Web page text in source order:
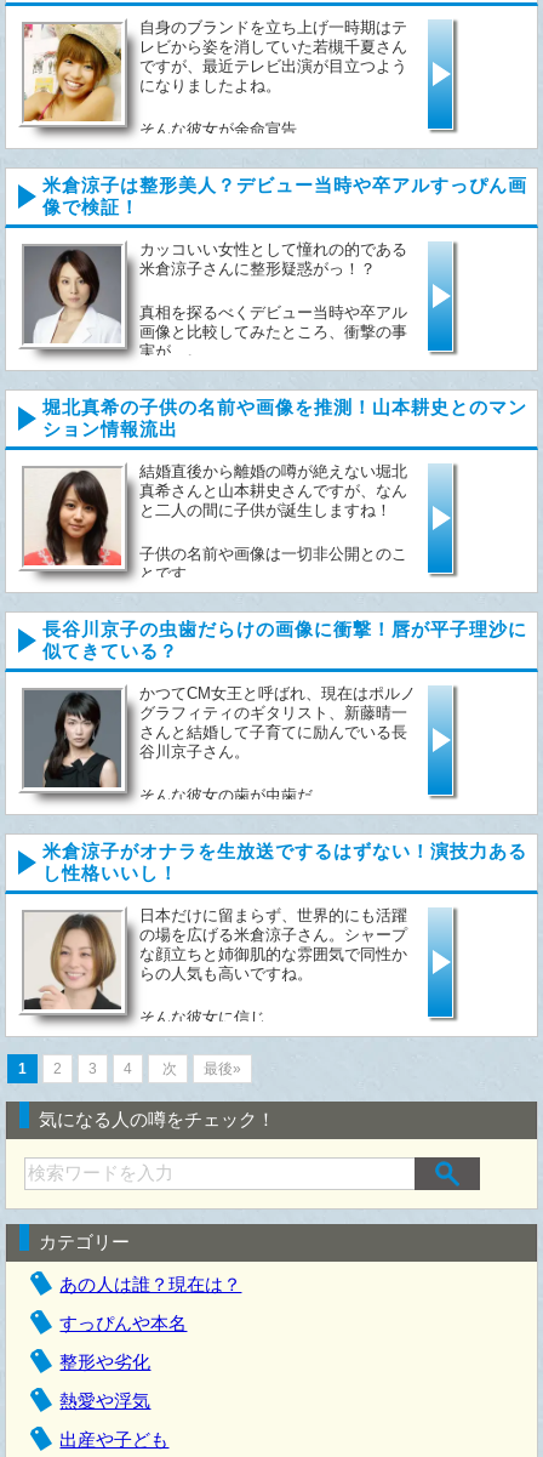
自身のブランドを立ち上げ一時期はテ
レビから姿を消していた若槻千夏さん
ですが、最近テレビ出演が目立つよう
になりましたよね。
そんな彼女が余命宣告...
米倉涼子は整形美人？デビュー当時や卒アルすっぴん画
像で検証！
カッコいい女性として憧れの的である
米倉涼子さんに整形疑惑がっ！？
真相を探るべくデビュー当時や卒アル
画像と比較してみたところ、衝撃の事
実が…。...
堀北真希の子供の名前や画像を推測！山本耕史とのマン
ション情報流出
結婚直後から離婚の噂が絶えない堀北
真希さんと山本耕史さんですが、なん
と二人の間に子供が誕生しますね！
子供の名前や画像は一切非公開とのこ
とです...
長谷川京子の虫歯だらけの画像に衝撃！唇が平子理沙に
似てきている？
かつてCM女王と呼ばれ、現在はポルノ
グラフィティのギタリスト、新藤晴一
さんと結婚して子育てに励んでいる長
谷川京子さん。
そんな彼女の歯が虫歯だ...
米倉涼子がオナラを生放送でするはずない！演技力ある
し性格いいし！
日本だけに留まらず、世界的にも活躍
の場を広げる米倉涼子さん。シャープ
な顔立ちと姉御肌的な雰囲気で同性か
らの人気も高いですね。
そんな彼女に信じ...
1 2 3 4 次 最後»
気になる人の噂をチェック！
カテゴリー
あの人は誰？現在は？
すっぴんや本名
整形や劣化
熱愛や浮気
出産や子ども